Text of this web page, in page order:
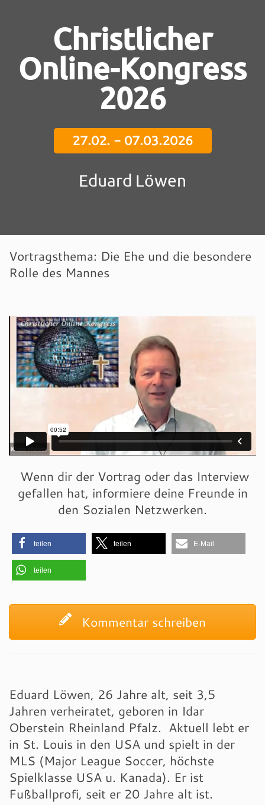
Christlicher
Online-Kongress
2026
27.02. - 07.03.2026
Eduard Löwen
Vortragsthema: Die Ehe und die besondere
Rolle des Mannes
Wenn dir der Vortrag oder das Interview
gefallen hat, informiere deine Freunde in
den Sozialen Netzwerken.
teilen teilen E-Mail
teilen
Kommentar schreiben
Eduard Löwen, 26 Jahre alt, seit 3,5
Jahren verheiratet, geboren in Idar
Oberstein Rheinland Pfalz. Aktuell lebt er
in St. Louis in den USA und spielt in der
MLS (Major League Soccer, höchste
Spielklasse USA u. Kanada). Er ist
Fußballprofi, seit er 20 Jahre alt ist.